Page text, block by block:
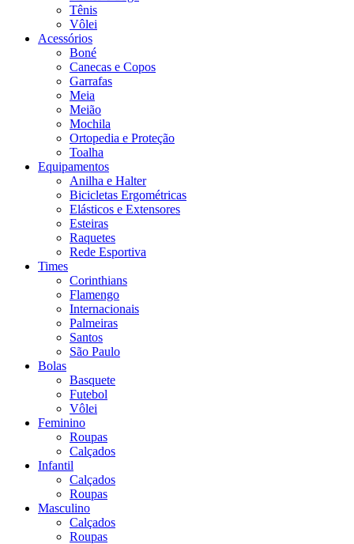
Tênis
Vôlei
Acessórios
Boné
Canecas e Copos
Garrafas
Meia
Meião
Mochila
Ortopedia e Proteção
Toalha
Equipamentos
Anilha e Halter
Bicicletas Ergométricas
Elásticos e Extensores
Esteiras
Raquetes
Rede Esportiva
Times
Corinthians
Flamengo
Internacionais
Palmeiras
Santos
São Paulo
Bolas
Basquete
Futebol
Vôlei
Feminino
Roupas
Calçados
Infantil
Calçados
Roupas
Masculino
Calçados
Roupas